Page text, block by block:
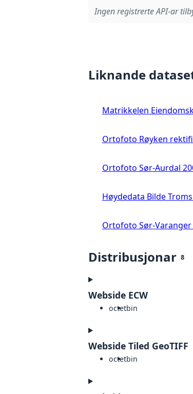
Ingen registrerte API-ar
Liknande
Matrikkelen
Ortofoto Røyken
Ortofoto Sør-Aurdal
Høydedata Bilde
Ortofoto Sør-
Distribusjonar 8
Webside ECW
octetbin
Webside Tiled GeoTIFF
octetbin